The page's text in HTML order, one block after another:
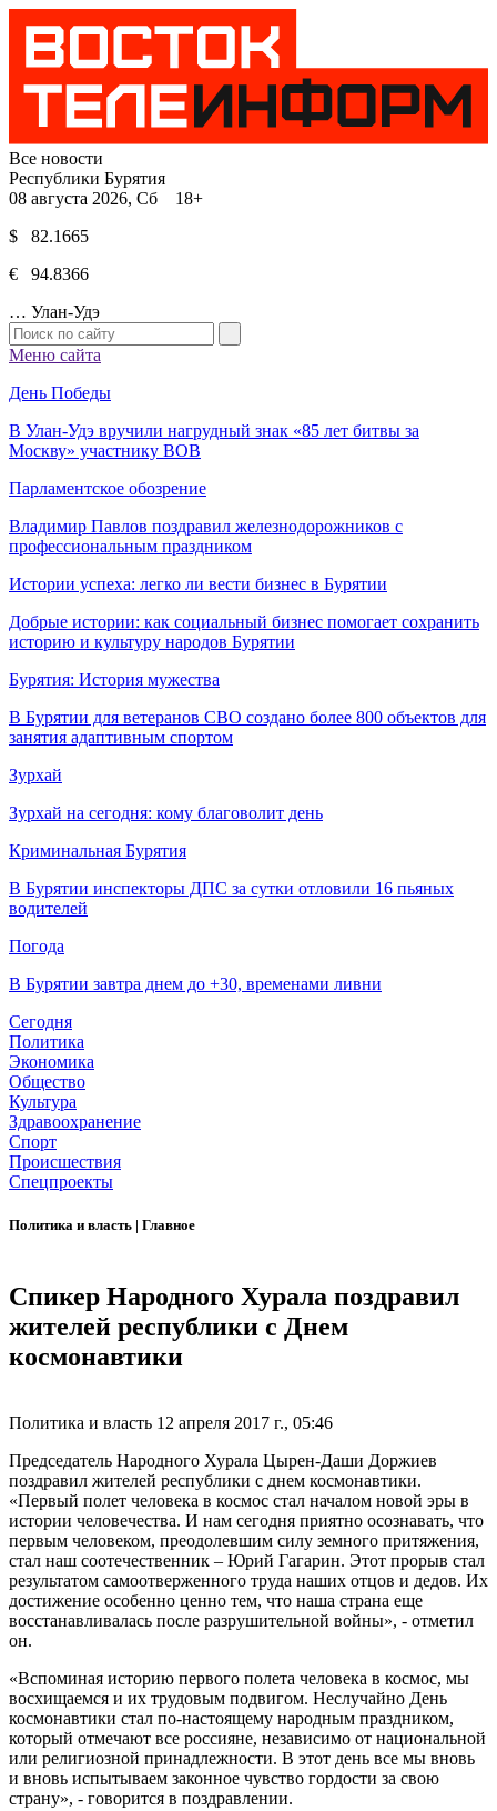
Все новости
Республики Бурятия
08 августа 2026, Сб 18+
$ 82.1665
€ 94.8366
… Улан-Удэ
Меню сайта
День Победы
В Улан-Удэ вручили нагрудный знак «85 лет битвы за
Москву» участнику ВОВ
Парламентское обозрение
Владимир Павлов поздравил железнодорожников с
профессиональным праздником
Истории успеха: легко ли вести бизнес в Бурятии
Добрые истории: как социальный бизнес помогает сохранить
историю и культуру народов Бурятии
Бурятия: История мужества
В Бурятии для ветеранов СВО создано более 800 объектов для
занятия адаптивным спортом
Зурхай
Зурхай на сегодня: кому благоволит день
Криминальная Бурятия
В Бурятии инспекторы ДПС за сутки отловили 16 пьяных
водителей
Погода
В Бурятии завтра днем до +30, временами ливни
Сегодня
Политика
Экономика
Общество
Культура
Здравоохранение
Спорт
Происшествия
Спецпроекты
Политика и власть | Главное
Спикер Народного Хурала поздравил
жителей республики с Днем
космонавтики
Политика и власть 12 апреля 2017 г., 05:46
Председатель Народного Хурала Цырен-Даши Доржиев
поздравил жителей республики с днем космонавтики.
«Первый полет человека в космос стал началом новой эры в
истории человечества. И нам сегодня приятно осознавать, что
первым человеком, преодолевшим силу земного притяжения,
стал наш соотечественник – Юрий Гагарин. Этот прорыв стал
результатом самоотверженного труда наших отцов и дедов. Их
достижение особенно ценно тем, что наша страна еще
восстанавливалась после разрушительной войны», - отметил
он.
«Вспоминая историю первого полета человека в космос, мы
восхищаемся и их трудовым подвигом. Неслучайно День
космонавтики стал по-настоящему народным праздником,
который отмечают все россияне, независимо от национальной
или религиозной принадлежности. В этот день все мы вновь
и вновь испытываем законное чувство гордости за свою
страну», - говорится в поздравлении.